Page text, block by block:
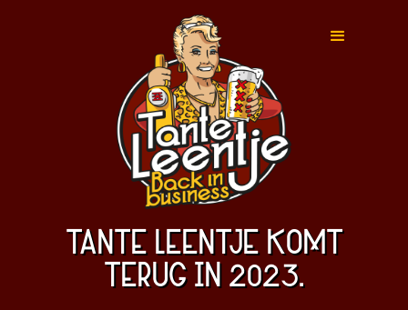
TANTE LEENTJE KOMT
TERUG IN 2023.